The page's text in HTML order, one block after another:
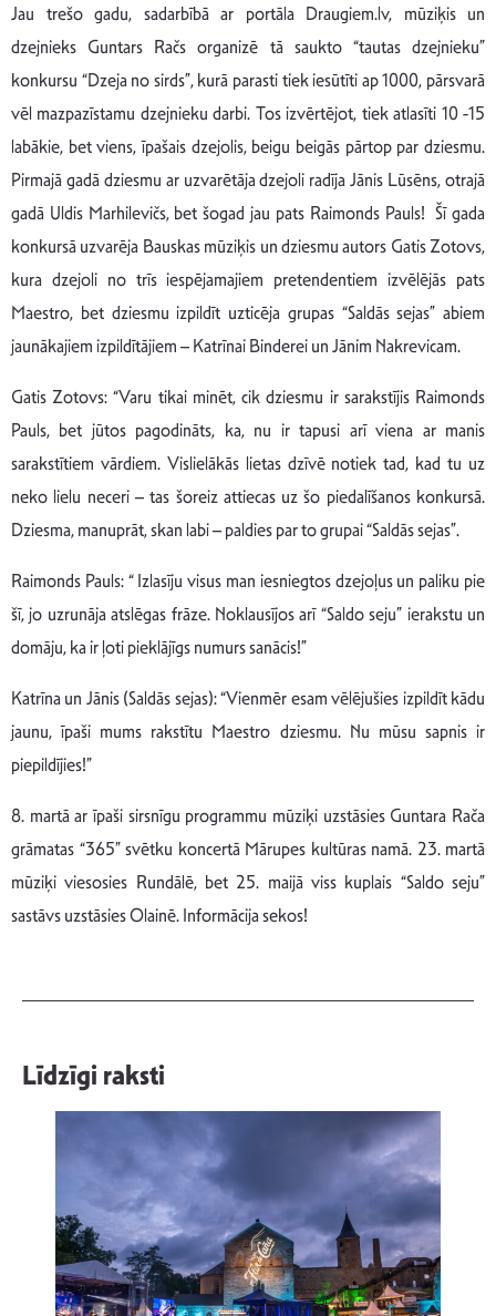
Jau trešo gadu, sadarbībā ar portāla Draugiem.lv, mūziķis un
dzejnieks Guntars Račs organizē tā saukto “tautas dzejnieku”
konkursu “Dzeja no sirds”, kurā parasti tiek iesūtīti ap 1000, pārsvarā
vēl mazpazīstamu dzejnieku darbi. Tos izvērtējot, tiek atlasīti 10 -15
labākie, bet viens, īpašais dzejolis, beigu beigās pārtop par dziesmu.
Pirmajā gadā dziesmu ar uzvarētāja dzejoli radīja Jānis Lūsēns, otrajā
gadā Uldis Marhilevičs, bet šogad jau pats Raimonds Pauls! Šī gada
konkursā uzvarēja Bauskas mūziķis un dziesmu autors Gatis Zotovs,
kura dzejoli no trīs iespējamajiem pretendentiem izvēlējās pats
Maestro, bet dziesmu izpildīt uzticēja grupas “Saldās sejas” abiem
jaunākajiem izpildītājiem – Katrīnai Binderei un Jānim Nakrevicam.
Gatis Zotovs: “Varu tikai minēt, cik dziesmu ir sarakstījis Raimonds
Pauls, bet jūtos pagodināts, ka, nu ir tapusi arī viena ar manis
sarakstītiem vārdiem. Vislielākās lietas dzīvē notiek tad, kad tu uz
neko lielu neceri – tas šoreiz attiecas uz šo piedalīšanos konkursā.
Dziesma, manuprāt, skan labi – paldies par to grupai “Saldās sejas”.
Raimonds Pauls: “ Izlasīju visus man iesniegtos dzejoļus un paliku pie
šī, jo uzrunāja atslēgas frāze. Noklausījos arī “Saldo seju” ierakstu un
domāju, ka ir ļoti pieklājīgs numurs sanācis!”
Katrīna un Jānis (Saldās sejas): “Vienmēr esam vēlējušies izpildīt kādu
jaunu, īpaši mums rakstītu Maestro dziesmu. Nu mūsu sapnis ir
piepildījies!”
8. martā ar īpaši sirsnīgu programmu mūziķi uzstāsies Guntara Rača
grāmatas “365” svētku koncertā Mārupes kultūras namā. 23. martā
mūziķi viesosies Rundālē, bet 25. maijā viss kuplais “Saldo seju”
sastāvs uzstāsies Olainē. Informācija sekos!
Līdzīgi raksti